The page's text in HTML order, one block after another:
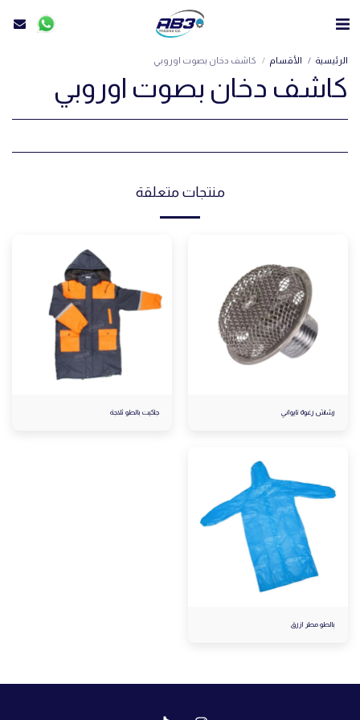
الرئيسية الأقسام كاشف دخان بصوت اوروبي
كاشف دخان بصوت اوروبي
منتجات متعلقة
رشاش رغوة تايواني جاكيت بالطو ثلاجة
بالطو مطر ازرق